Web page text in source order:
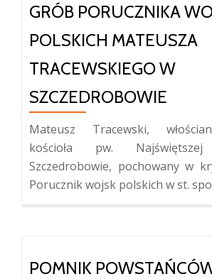
GRÓB PORUCZNIKA
POLSKICH MATEUSZA
TRACEWSKIEGO W
SZCZEDROBOWIE
Mateusz Tracewski,
kościoła pw.
Szczedrobowie, pochowany w
Porucznik wojsk polskich w st.
POMNIK